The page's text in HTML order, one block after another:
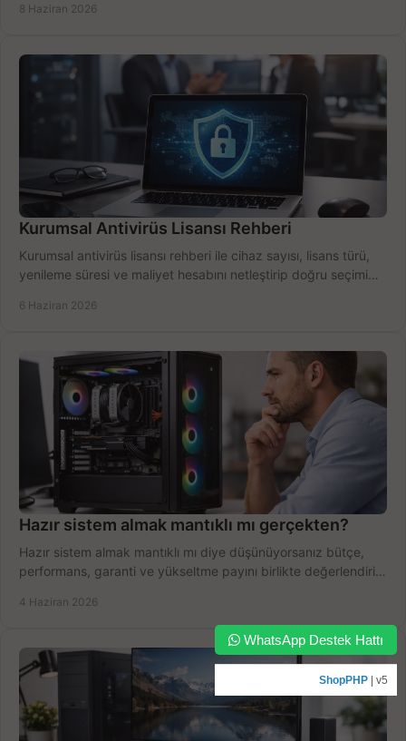
8 Haziran 2026
Kurumsal Antivirüs Lisansı Rehberi
Kurumsal antivirüs lisansı rehberi ile cihaz sayısı, lisans türü,
yenileme süresi ve maliyet hesabını netleştirip doğru seçimi
6 Haziran 2026
Hazır sistem almak mantıklı mı gerçekten?
Hazır sistem almak mantıklı mı diye düşünüyorsanız bütçe,
performans, garanti ve yükseltme payını birlikte değerlendirin,
4 Haziran 2026
WhatsApp Destek Hattı
ShopPHP | v5